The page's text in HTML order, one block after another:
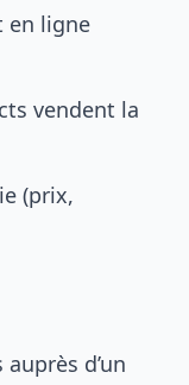
en ligne
vendent la
(prix,
d’un